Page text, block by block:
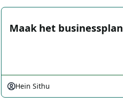
Maak het businessplan
Hein Sithu